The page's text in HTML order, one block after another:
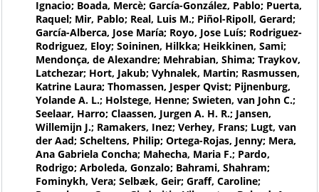
Ignacio; Boada, Mercè; García-González, Pablo; Puerta,
Raquel; Mir, Pablo; Real, Luis M.; Piñol-Ripoll, Gerard;
García-Alberca, Jose María; Royo, Jose Luís; Rodriguez-
Rodriguez, Eloy; Soininen, Hilkka; Heikkinen, Sami;
Mendonça, de Alexandre; Mehrabian, Shima; Traykov,
Latchezar; Hort, Jakub; Vyhnalek, Martin; Rasmussen,
Katrine Laura; Thomassen, Jesper Qvist; Pijnenburg,
Yolande A. L.; Holstege, Henne; Swieten, van John C.;
Seelaar, Harro; Claassen, Jurgen A. H. R.; Jansen,
Willemijn J.; Ramakers, Inez; Verhey, Frans; Lugt, van
der Aad; Scheltens, Philip; Ortega-Rojas, Jenny; Mera,
Ana Gabriela Concha; Mahecha, Maria F.; Pardo,
Rodrigo; Arboleda, Gonzalo; Bahrami, Shahram;
Fominykh, Vera; Selbæk, Geir; Graff, Caroline;